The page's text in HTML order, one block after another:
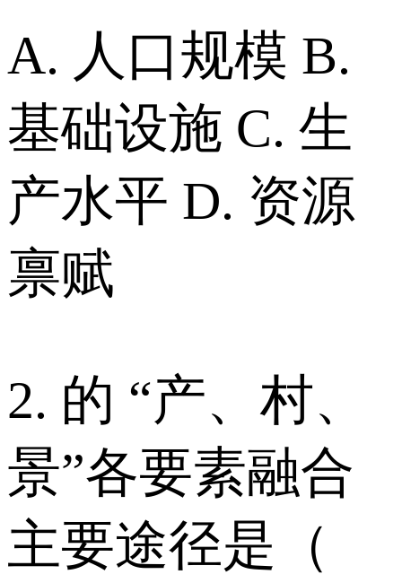
A. 人口规模 B.
基础设施 C. 生
产水平 D. 资源
禀赋
2. 的 “产、村、
景”各要素融合
主要途径是（